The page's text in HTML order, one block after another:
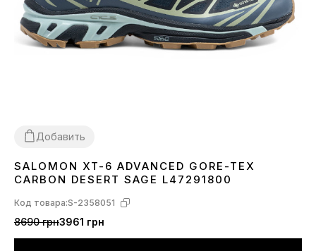
Добавить
414243 44 45
SALOMON XT-6 ADVANCED GORE-TEX
CARBON DESERT SAGE L47291800
Код товара:S-2358051
8690 грн3961 грн